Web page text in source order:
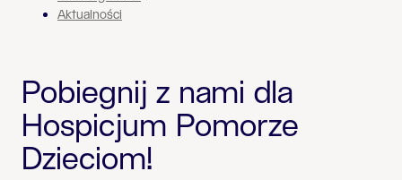
Aktualności
Pobiegnij z nami dla
Hospicjum Pomorze
Dzieciom!